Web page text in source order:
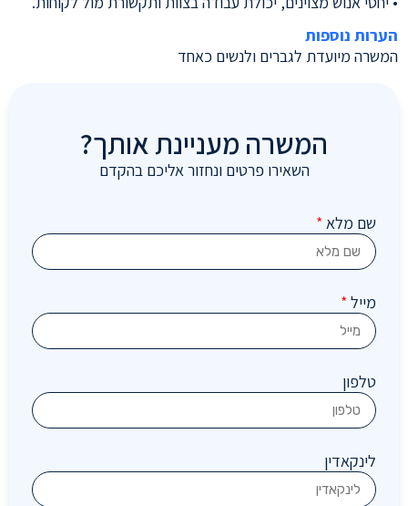
המשרה מעניינת אותך?
השאירו פרטים ונחזור אליכם בהקדם
שם מלא *
מייל *
טלפון
לינקאדין
הערות נוספות
המשרה מיועדת לגברים ולנשים כאחד